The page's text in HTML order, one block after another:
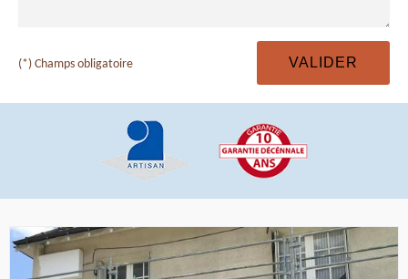
(*) Champs obligatoire